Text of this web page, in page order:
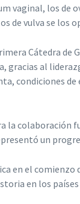
vaginal, los de
de vulva se los
Cátedra de
gracias al
condiciones
la
un
en el
en los